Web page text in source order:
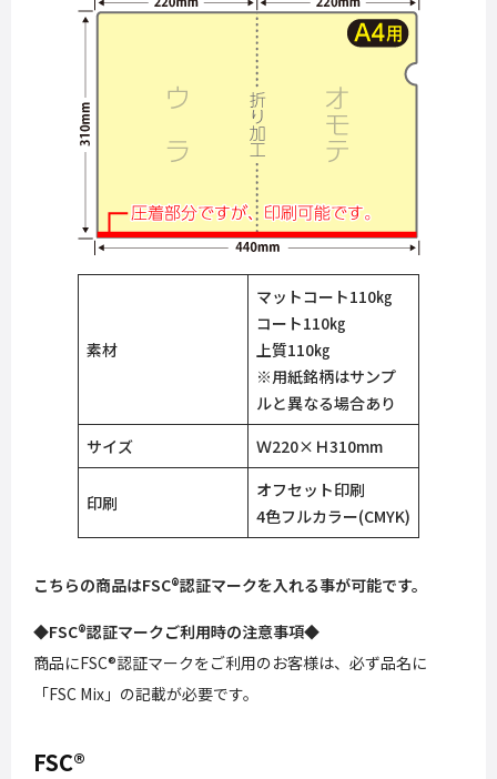
素材
マットコート110㎏
コート110㎏
上質110㎏
※用紙銘柄はサンプ
ルと異なる場合あり
サイズ
Ｗ220×Ｈ310mm
印刷
オフセット印刷
4色フルカラー(CMYK)
こちらの商品はFSC®認証マークを入れる事が可能です。
◆FSC®認証マークご利用時の注意事項◆
商品にFSC®認証マークをご利用のお客様は、必ず品名に
「FSC Mix」の記載が必要です。
FSC®